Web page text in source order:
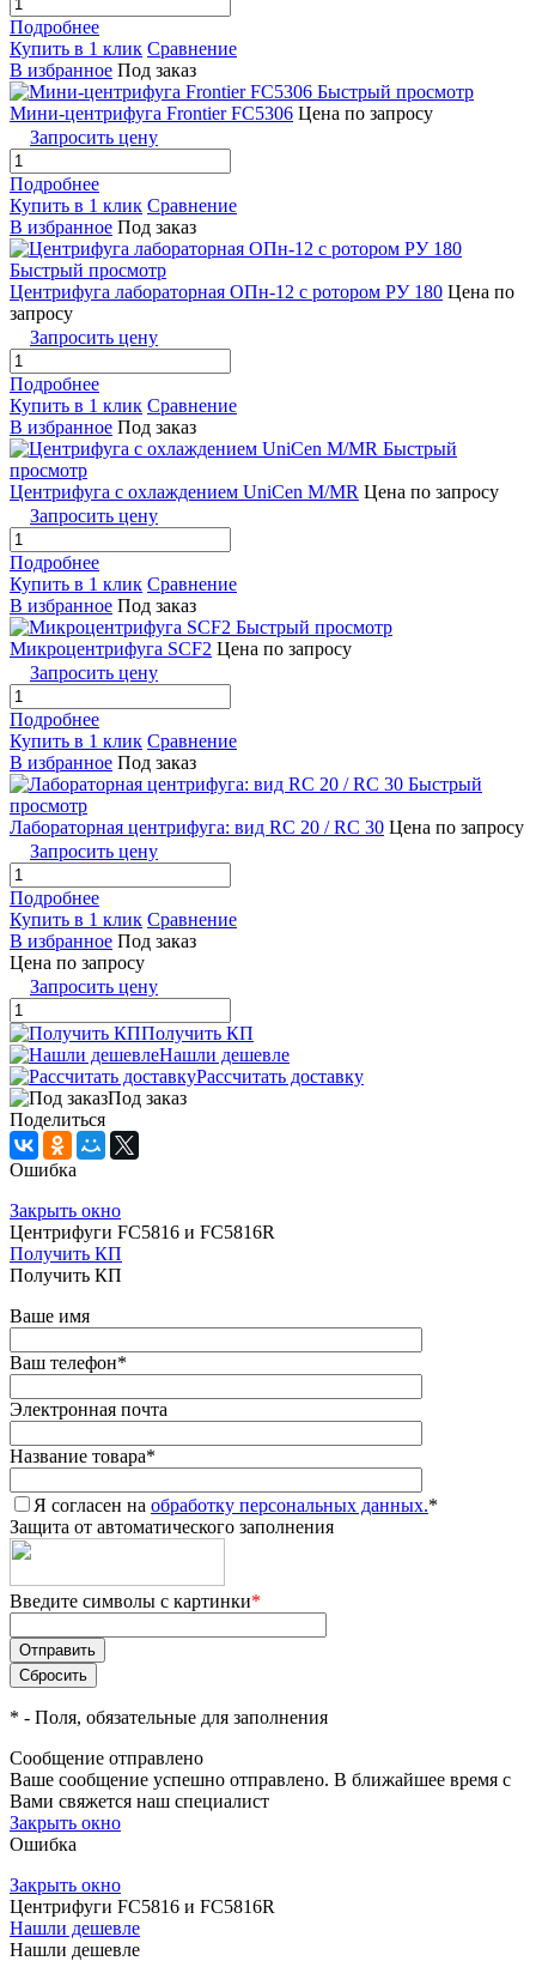
Подробнее
Купить в 1 клик Сравнение
В избранное Под заказ
Быстрый просмотр
Мини-центрифуга Frontier FC5306 Цена по запросу
Запросить цену
Подробнее
Купить в 1 клик Сравнение
В избранное Под заказ
Быстрый просмотр
Центрифуга лабораторная ОПн-12 с ротором РУ 180 Цена по
запросу
Запросить цену
Подробнее
Купить в 1 клик Сравнение
В избранное Под заказ
Быстрый
просмотр
Центрифуга с охлаждением UniСen M/MR Цена по запросу
Запросить цену
Подробнее
Купить в 1 клик Сравнение
В избранное Под заказ
Быстрый просмотр
Микроцентрифуга SCF2 Цена по запросу
Запросить цену
Подробнее
Купить в 1 клик Сравнение
В избранное Под заказ
Быстрый
просмотр
Лабораторная центрифуга: вид RC 20 / RC 30 Цена по запросу
Запросить цену
Подробнее
Купить в 1 клик Сравнение
В избранное Под заказ
Цена по запросу
Запросить цену
Получить КП
Нашли дешевле
Рассчитать доставку
Под заказ
Поделиться
Ошибка
Закрыть окно
Центрифуги FC5816 и FC5816R
Получить КП
Получить КП
Ваше имя
Ваш телефон*
Электронная почта
Название товара*
Я согласен на обработку персональных данных.*
Защита от автоматического заполнения
Введите символы с картинки*
* - Поля, обязательные для заполнения
Сообщение отправлено
Ваше сообщение успешно отправлено. В ближайшее время с
Вами свяжется наш специалист
Закрыть окно
Ошибка
Закрыть окно
Центрифуги FC5816 и FC5816R
Нашли дешевле
Нашли дешевле